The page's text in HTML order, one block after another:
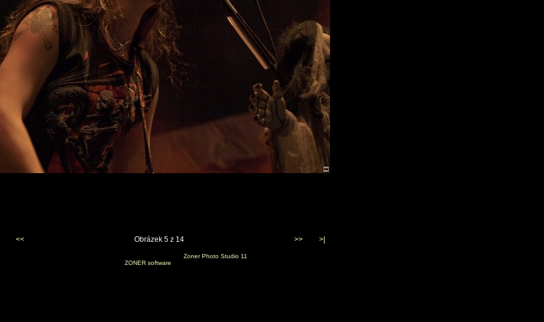
<< Obrázek 5 z 14 >> >|
Zoner Photo Studio 11
ZONER software